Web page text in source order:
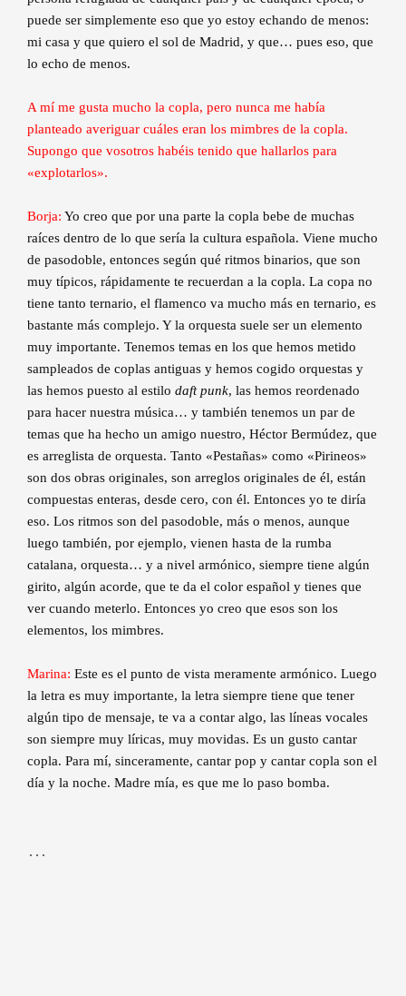
puede ser simplemente eso que yo estoy echando de menos:
mi casa y que quiero el sol de Madrid, y que… pues eso, que
lo echo de menos.
A mí me gusta mucho la copla, pero nunca me había
planteado averiguar cuáles eran los mimbres de la copla.
Supongo que vosotros habéis tenido que hallarlos para
«explotarlos».
Borja: Yo creo que por una parte la copla bebe de muchas
raíces dentro de lo que sería la cultura española. Viene mucho
de pasodoble, entonces según qué ritmos binarios, que son
muy típicos, rápidamente te recuerdan a la copla. La copa no
tiene tanto ternario, el flamenco va mucho más en ternario, es
bastante más complejo. Y la orquesta suele ser un elemento
muy importante. Tenemos temas en los que hemos metido
sampleados de coplas antiguas y hemos cogido orquestas y
las hemos puesto al estilo daft punk, las hemos reordenado
para hacer nuestra música… y también tenemos un par de
temas que ha hecho un amigo nuestro, Héctor Bermúdez, que
es arreglista de orquesta. Tanto «Pestañas» como «Pirineos»
son dos obras originales, son arreglos originales de él, están
compuestas enteras, desde cero, con él. Entonces yo te diría
eso. Los ritmos son del pasodoble, más o menos, aunque
luego también, por ejemplo, vienen hasta de la rumba
catalana, orquesta… y a nivel armónico, siempre tiene algún
girito, algún acorde, que te da el color español y tienes que
ver cuando meterlo. Entonces yo creo que esos son los
elementos, los mimbres.
Marina: Este es el punto de vista meramente armónico. Luego
la letra es muy importante, la letra siempre tiene que tener
algún tipo de mensaje, te va a contar algo, las líneas vocales
son siempre muy líricas, muy movidas. Es un gusto cantar
copla. Para mí, sinceramente, cantar pop y cantar copla son el
día y la noche. Madre mía, es que me lo paso bomba.
…